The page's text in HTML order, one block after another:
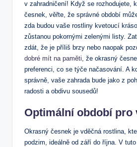
⁣v zahradničení! Když se ⁤rozhodujete,
česnek,​ věřte, že správné období
zda budou vaše rostliny kvetoucí
⁤zůstanou pokornými zelenými listy.
zdát, že​ je příliš brzy nebo naopak
dobré mít na paměti, že okrasný
preferenci, co‌ se týče načasování. A
správně, vaše ⁣zahrada bude jako z
radosti a obdivu sousedů!
Optimální​ období pro
Okrasný česnek je vděčná rostlina,
podzim, ideálně od září do října. V